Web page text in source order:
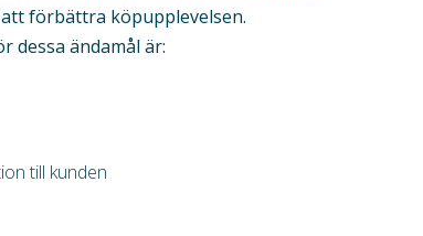
förbättra köpupplevelsen.
dessa ändamål är:
till kunden